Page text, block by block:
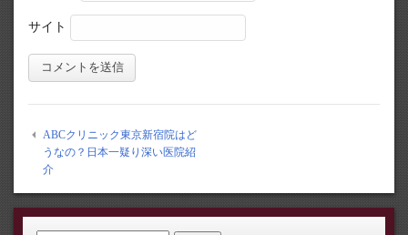
サイト
ABCクリニック東京新宿院はど
うなの？日本一疑り深い医院紹
介